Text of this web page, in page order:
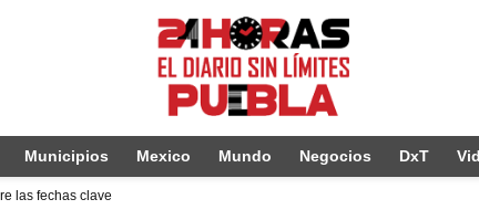
Municipios Mexico Mundo Negocios DxT
las fechas clave